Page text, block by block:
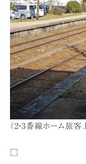
（2・3番線ホーム旅